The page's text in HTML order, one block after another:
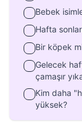
Bebek
Hafta
Bir köpek
Gelecek
çamaşır
Kim daha
yüksek?